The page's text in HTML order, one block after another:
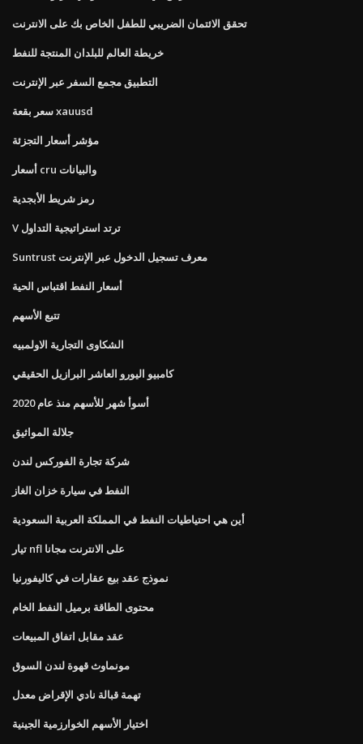
تحقق الائتمان الضريبي للطفل الخاص بك على الانترنت
خريطة العالم للبلدان المنتجة للنفط
التطبيق مجمع السفر عبر الإنترنت
سعر بقعة xauusd
مؤشر أسعار التجزئة
أسعار cru والبيانات
رمز شريط الأبجدية
V ترتد استراتيجية التداول
Suntrust معرف تسجيل الدخول عبر الإنترنت
أسعار النفط اقتباس الحية
تتبع الأسهم
الشكاوى التجارية الاولمبيه
كامبيو اليورو العاشر البرازيل الحقيقي
أسوأ شهر للأسهم منذ عام 2020
جلالة المواثيق
شركة تجارة الفوركس لندن
النفط في سيارة خزان الغاز
أين هي احتياطيات النفط في المملكة العربية السعودية
تيار nfl على الانترنت مجانا
نموذج عقد بيع عقارات في كاليفورنيا
محتوى الطاقة برميل النفط الخام
عقد مقابل اتفاق المبيعات
مونماوث قهوة لندن السوق
تهمة قبالة نادي الإقراض معدل
اختيار الأسهم الخوارزمية الجينية